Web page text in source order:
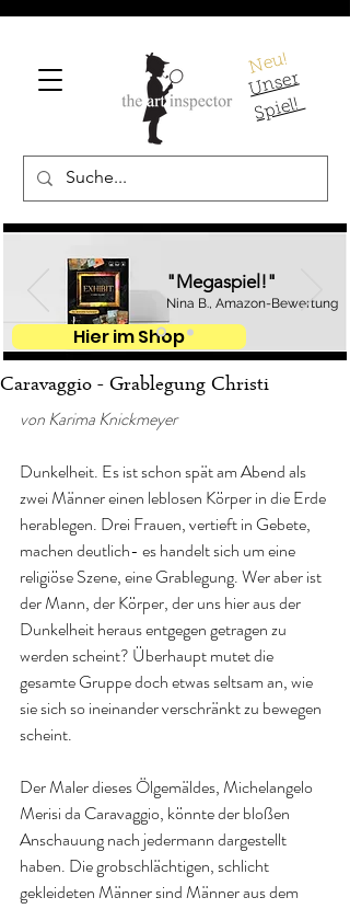
Neu!
U
ns
er
S
pi
el!
"Megaspiel!"
Nina B., Amazon-Bewertung
Hier im Shop
Caravaggio - Grablegung Christi
von Karima Knickmeyer
Dunkelheit. Es ist schon spät am Abend als
zwei Männer einen leblosen Körper in die Erde
herablegen. Drei Frauen, vertieft in Gebete,
machen deutlich- es handelt sich um eine
religiöse Szene, eine Grablegung. Wer aber ist
der Mann, der Körper, der uns hier aus der
Dunkelheit heraus entgegen getragen zu
werden scheint? Überhaupt mutet die
gesamte Gruppe doch etwas seltsam an, wie
sie sich so ineinander verschränkt zu bewegen
scheint.
Der Maler dieses Ölgemäldes, Michelangelo
Merisi da Caravaggio, könnte der bloßen
Anschauung nach jedermann dargestellt
haben. Die grobschlächtigen, schlicht
gekleideten Männer sind Männer aus dem